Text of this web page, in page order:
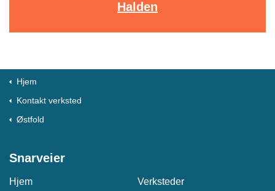
Halden
Hjem
Kontakt verksted
Østfold
Snarveier
Hjem
Verksteder